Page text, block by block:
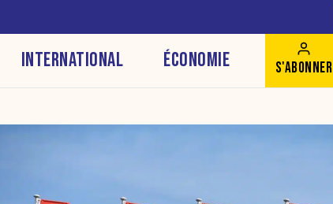
INTERNATIONAL ÉCONOMIE S'ABONNER